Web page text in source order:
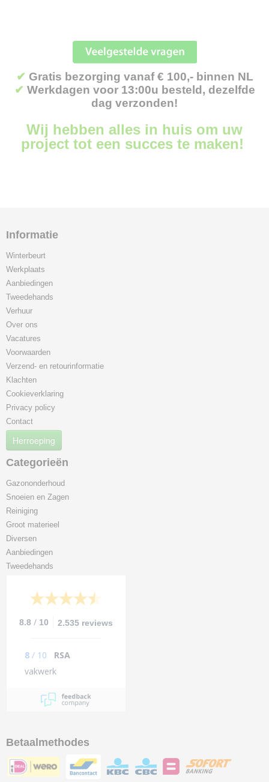
✔ Gratis bezorging vanaf € 100,- binnen NL
✔ Werkdagen voor 13:00u besteld, dezelfde
dag verzonden!
Wij hebben alles in huis om uw
project tot een succes te maken!
Informatie
Winterbeurt
Werkplaats
Aanbiedingen
Tweedehands
Verhuur
Over ons
Vacatures
Voorwaarden
Verzend- en retourinformatie
Klachten
Cookieverklaring
Privacy policy
Contact
Herroeping
Categorieën
Gazononderhoud
Snoeien en Zagen
Reiniging
Groot materieel
Diversen
Aanbiedingen
Tweedehands
8.8 / 10 2.535 reviews
8 / 10
RSA
vakwerk
Betaalmethodes